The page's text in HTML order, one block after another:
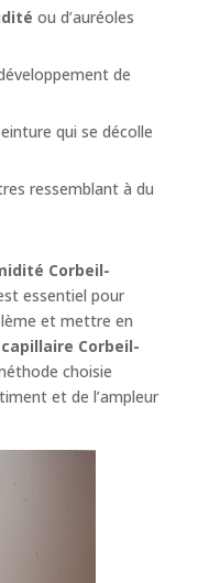
ou d’auréoles
de
qui se décolle
ressemblant à du
Corbeil-
essentiel pour
et mettre en
Corbeil-
choisie
et de l’ampleur